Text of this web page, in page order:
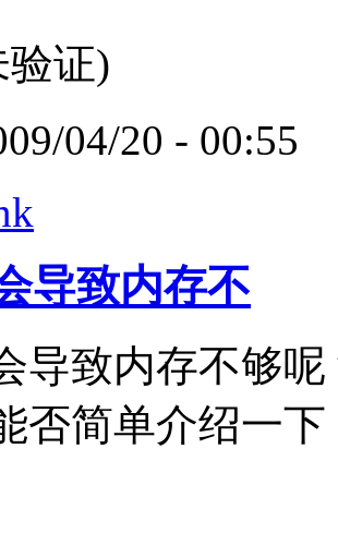
证)
04/20 - 00:55
导致内存不
导致内存不够呢
否简单介绍一下